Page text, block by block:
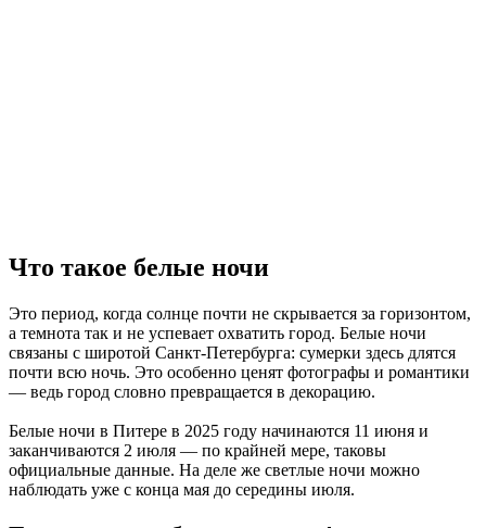
Что такое белые ночи
Это период, когда солнце почти не скрывается за горизонтом,
а темнота так и не успевает охватить город. Белые ночи
связаны с широтой Санкт-Петербурга: сумерки здесь длятся
почти всю ночь. Это особенно ценят фотографы и романтики
— ведь город словно превращается в декорацию.
Белые ночи в Питере в 2025 году начинаются 11 июня и
заканчиваются 2 июля — по крайней мере, таковы
официальные данные. На деле же светлые ночи можно
наблюдать уже с конца мая до середины июля.